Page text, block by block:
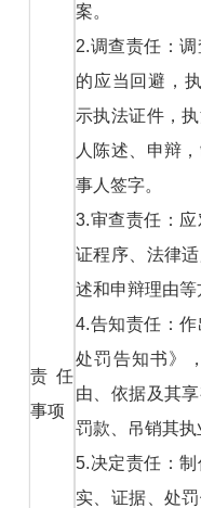
责任
事项
案。
2.调查责任：
的应当回避，
示执法证件，
人陈述、申辩
事人签字。
3.审查责任：
证程序、法律
述和申辩理由等
4.告知责任：
处罚告知书》
由、依据及其
罚款、吊销其执
5.决定责任：
实、证据、处